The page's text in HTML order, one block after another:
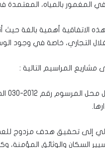
بالمياه، المعتمدة في باريس
الاتفاقية أهمية بالغة حيث
التجاري، خاصة في وجود
المراسيم التالية :
إلى تحقيق هدف مزدوج
السكان والوثائق المؤمنة،